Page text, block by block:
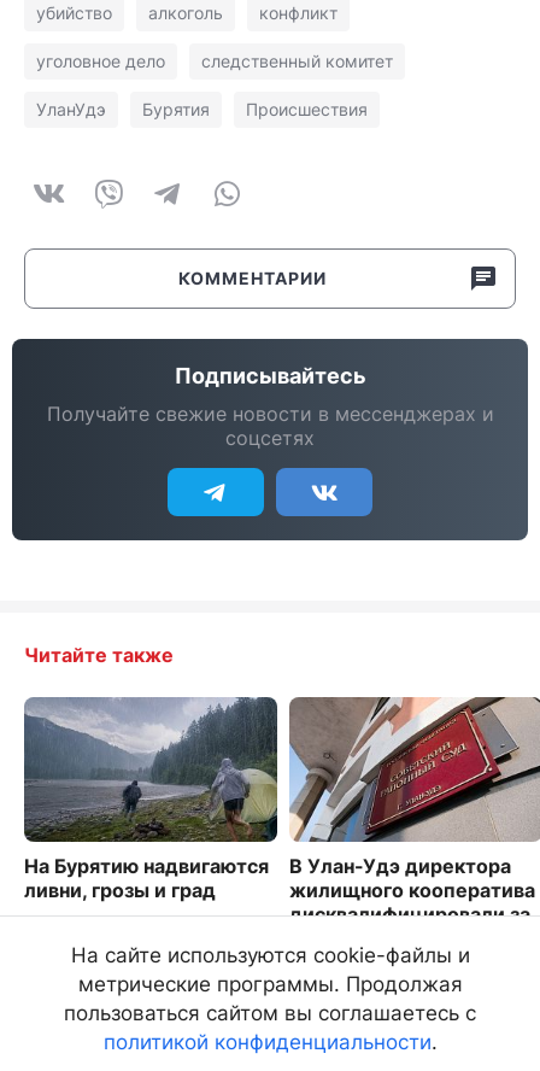
убийство алкоголь конфликт
уголовное дело следственный комитет
УланУдэ Бурятия Происшествия
КОММЕНТАРИИ
Подписывайтесь
Получайте свежие новости в мессенджерах и
соцсетях
Читайте также
На Бурятию надвигаются
ливни, грозы и град
В Улан-Удэ директора
жилищного кооператива
дисквалифицировали за
2578
На сайте используются cookie-файлы и
метрические программы. Продолжая
пользоваться сайтом вы соглашаетесь с
политикой конфиденциальности.